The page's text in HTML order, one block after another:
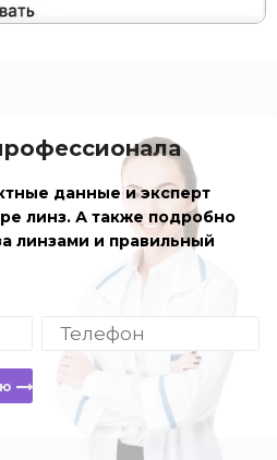
данные и эксперт
линз. А также подробно
линзами и правильный